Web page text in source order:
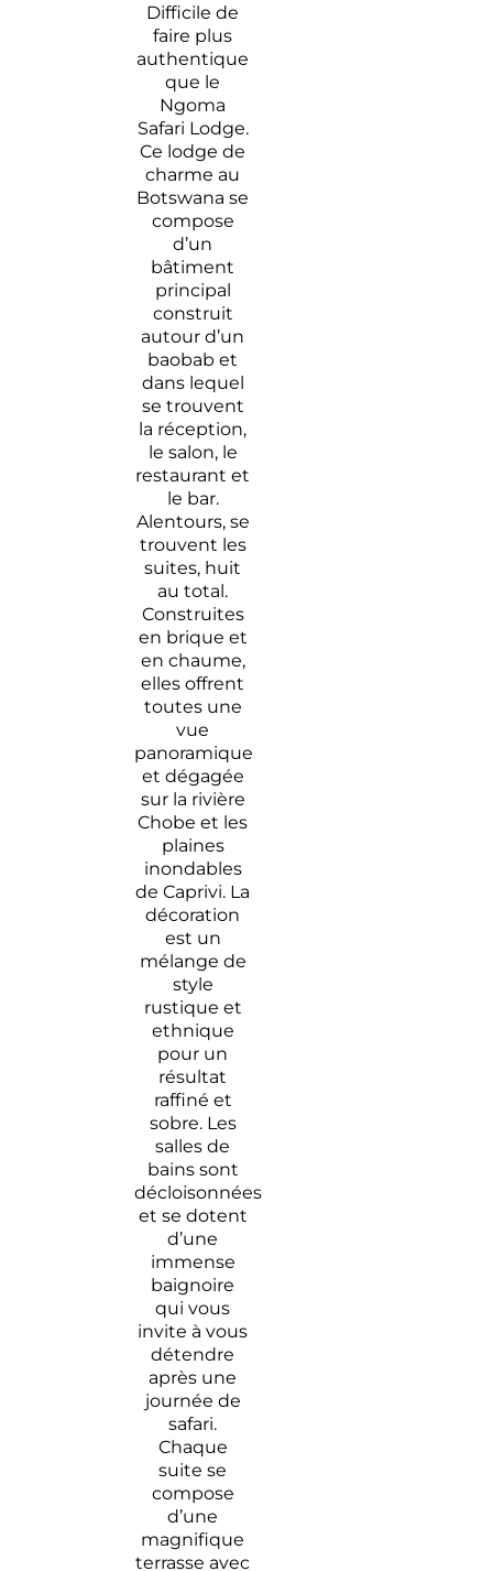
Difficile de
faire plus
authentique
que le
Ngoma
Safari Lodge.
Ce lodge de
charme au
Botswana se
compose
d’un
bâtiment
principal
construit
autour d’un
baobab et
dans lequel
se trouvent
la réception,
le salon, le
restaurant et
le bar.
Alentours, se
trouvent les
suites, huit
au total.
Construites
en brique et
en chaume,
elles offrent
toutes une
vue
panoramique
et dégagée
sur la rivière
Chobe et les
plaines
inondables
de Caprivi. La
décoration
est un
mélange de
style
rustique et
ethnique
pour un
résultat
raffiné et
sobre. Les
salles de
bains sont
décloisonnées
et se dotent
d’une
immense
baignoire
qui vous
invite à vous
détendre
après une
journée de
safari.
Chaque
suite se
compose
d’une
magnifique
terrasse avec